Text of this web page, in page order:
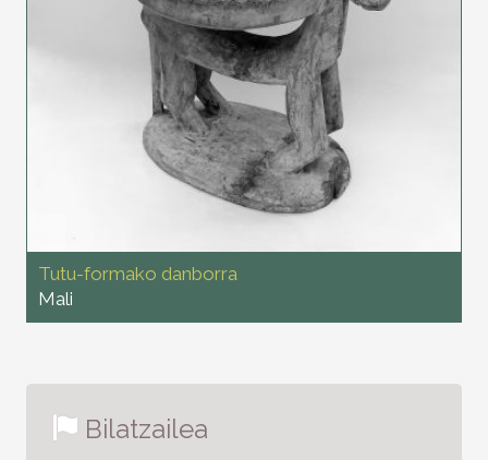
Tutu-formako danborra
Mali
Bilatzailea